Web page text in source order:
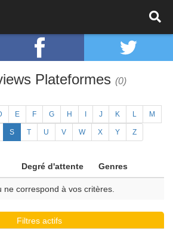
Plateformes (0)
E F G H J K L M
S T U V W X Y Z
Degré d'attente Genres
ne correspond à vos critères.
Filtres actifs